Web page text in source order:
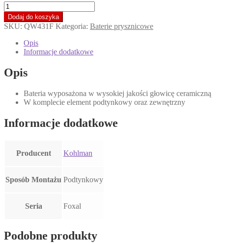
ilość
KOHLMAN
FOXAL
Bateria
prysznicowa
podtynkowa
termostatem,
chrom
Dodaj do koszyka
SKU: QW431F Kategoria: Baterie prysznicowe
Opis
Informacje dodatkowe
Opis
Bateria wyposażona w wysokiej jakości głowicę ceramiczną
W komplecie element podtynkowy oraz zewnętrzny
Informacje dodatkowe
Producent Kohlman
Sposób Montażu Podtynkowy
Seria Foxal
Podobne produkty